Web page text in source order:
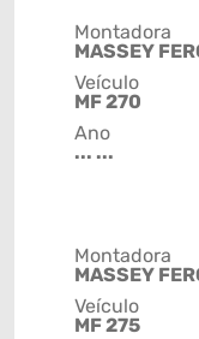
Montadora
MASSEY
Veículo
MF 270
Ano
... ...
Montadora
MASSEY
Veículo
MF 275